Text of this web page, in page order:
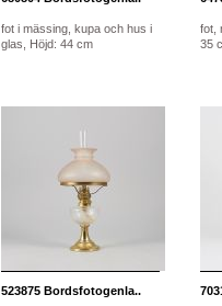
fot i mässing, kupa och hus i
glas, Höjd: 44 cm
fot,
35
523875 Bordsfotogenla..